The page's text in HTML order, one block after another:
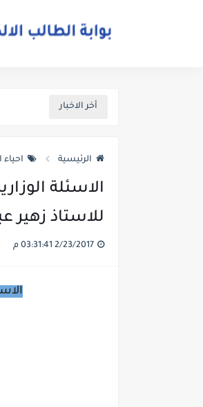
أخر الاخبار
الرئيسية
الاسئلة
للاستاذ زهير